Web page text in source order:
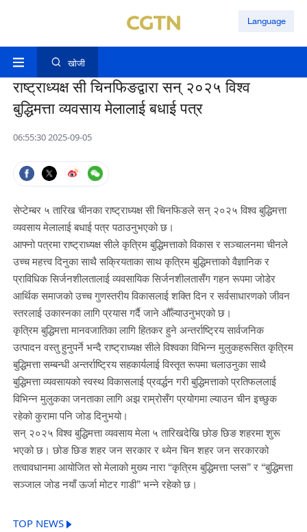
Language
खोजी
राष्ट्राध्यक्ष सी चिनफिङद्वारा सन् २०२५ विश्व
बुद्धिमत्ता व्यवसाय मेलालाई बधाई पत्र
06:55:30 2025-09-05
सेप्टेम्बर ५ तारिख चीनका राष्ट्राध्यक्ष सी चिनफिङले सन् २०२५ विश्व बुद्धिमत्ता
व्यवसाय मेलालाई बधाई पत्र पठाउनुभएको छ।
आफ्नो पत्रमा राष्ट्राध्यक्ष सीले कृत्रिम बुद्धिमत्ताको विकास र सञ्चालनमा चीनले
उच्च महत्त्व दिनुका साथै सक्रियताका साथ कृत्रिम बुद्धिमत्ताको वैज्ञानिक र
प्राविधिक सिर्जनशीलतालाई व्यवसायिक सिर्जनशीलतासँग गहन रूपमा जोडेर
आर्थिक समाजको उच्च गुणस्तरीय विकासलाई शक्ति दिन र सर्वसाधारणको जीवन
स्तरलाई उकास्नका लागि प्रयास गर्दै जाने औँल्याउनुभएको छ।
कृत्रिम बुद्धिमत्ता मानवजातिका लागि हितकर हुने अन्तर्राष्ट्रिय सार्वजनिक
उत्पादन वस्तु हुनुपर्ने भन्दै राष्ट्राध्यक्ष सीले विश्वका विभिन्न मुलुकहरूसित कृत्रिम
बुद्धिमत्ता सम्बन्धी अन्तर्राष्ट्रिय सहकार्यलाई विस्तृत रूपमा चलाउनुका साथै
बुद्धिमत्ता व्यवसायको स्वस्थ विकासलाई प्रवर्द्धन गरी बुद्धिमत्ताको प्रतिफललाई
विभिन्न मुलुकका जनताका लागि अझ राम्रोसँग प्रयोगमा ल्याउन चीन इच्छुक
रहेको कुरामा पनि जोड दिनुभयो।
सन् २०२५ विश्व बुद्धिमत्ता व्यवसाय मेला ५ तारिखदेखि छोङ छिङ शहरमा शुरू
भएको छ। छोङ छिङ शहर जन सरकार र थ्येन चिन शहर जन सरकारको
तत्वावधानमा आयोजित सो मेलाको मुख्य नारा “कृत्रिम बुद्धिमत्ता प्लस” र “बुद्धिमत्ता
सञ्जाल जोड नयाँ ऊर्जा मोटर गाडी” भन्ने रहेको छ।
TOP NEWS